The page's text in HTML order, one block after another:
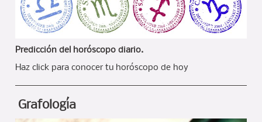
Predicción del horóscopo diario.
Haz click para conocer tu horóscopo de hoy
Grafología